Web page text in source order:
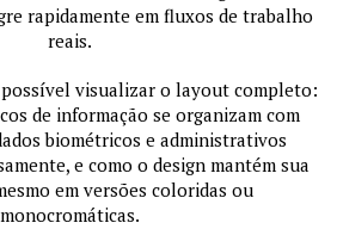
rapidamente em fluxos de trabalho
reais.
visualizar o layout completo:
de informação se organizam com
biométricos e administrativos
e como o design mantém sua
em versões coloridas ou
monocromáticas.